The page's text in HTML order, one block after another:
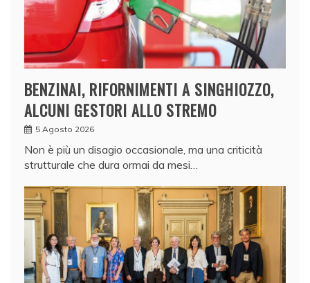
BENZINAI, RIFORNIMENTI A SINGHIOZZO,
ALCUNI GESTORI ALLO STREMO
5 Agosto 2026
Non è più un disagio occasionale, ma una criticità
strutturale che dura ormai da mesi…